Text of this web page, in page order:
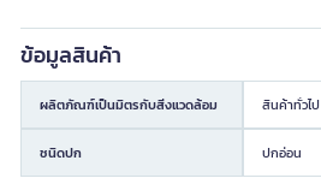
ข้อมูลสินค้า
ผลิตภัณฑ์เป็นมิตรกับสิ่งแวดล้อม สินค้าทั่วไป
ชนิดปก ปกอ่อน